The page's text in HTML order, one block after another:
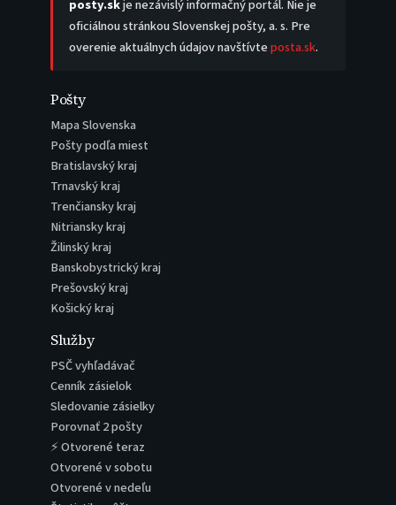
posty.skje nezávislý informačný portál. Nie je
oficiálnou stránkou Slovenskej pošty, a. s. Pre
overenie aktuálnych údajov navštívteposta.sk.
Pošty
Mapa Slovenska
Pošty podľa miest
Bratislavský kraj
Trnavský kraj
Trenčiansky kraj
Nitriansky kraj
Žilinský kraj
Banskobystrický kraj
Prešovský kraj
Košický kraj
Služby
PSČ vyhľadávač
Cenník zásielok
Sledovanie zásielky
Porovnať 2 pošty
⚡ Otvorené teraz
Otvorené v sobotu
Otvorené v nedeľu